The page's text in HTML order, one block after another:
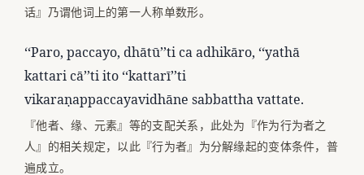
话』乃谓他词上的第一人称单数形。
‘‘Paro, paccayo, dhātū’’ti ca adhikāro, ‘‘yathā
kattari cā’’ti ito ‘‘kattarī’’ti
vikaraṇappaccayavidhāne sabbattha vattate.
『他者、缘、元素』等的支配关系，此处为『作为行为者之
人』的相关规定，以此『行为者』为分解缘起的变体条件，普
遍成立。